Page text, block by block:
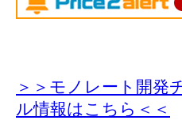
＞＞モノレート開発
ル情報はこちら＜＜